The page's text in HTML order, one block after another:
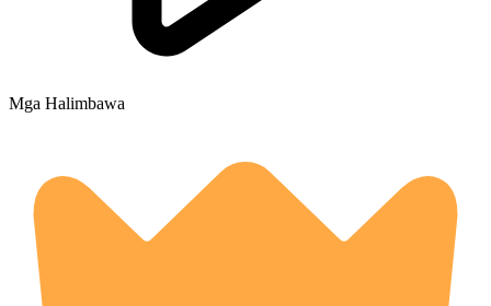
Mga Halimbawa